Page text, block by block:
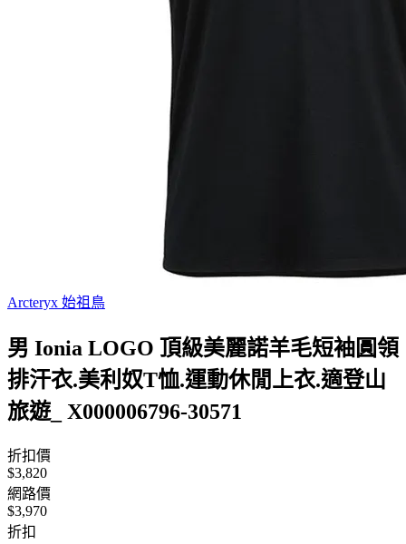
Arcteryx 始祖鳥
男 Ionia LOGO 頂級美麗諾羊毛短袖圓領
排汗衣.美利奴T恤.運動休閒上衣.適登山
旅遊_ X000006796-30571
折扣價
$3,820
網路價
$3,970
折扣